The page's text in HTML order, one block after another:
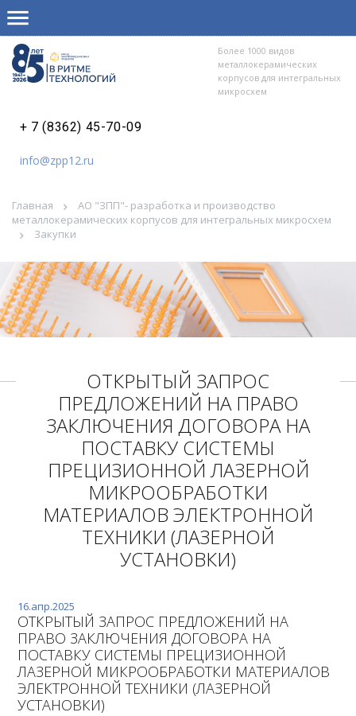
Более 1000 видов
металлокерамических
корпусов для интегральных
микросхем
+ 7 (8362) 45-70-09
info@zpp12.ru
Главная
АО "ЗПП"- разработка и производство
металлокерамических корпусов для интегральных микросхем
Закупки
ОТКРЫТЫЙ ЗАПРОС
ПРЕДЛОЖЕНИЙ НА ПРАВО
ЗАКЛЮЧЕНИЯ ДОГОВОРА НА
ПОСТАВКУ СИСТЕМЫ
ПРЕЦИЗИОННОЙ ЛАЗЕРНОЙ
МИКРООБРАБОТКИ
МАТЕРИАЛОВ ЭЛЕКТРОННОЙ
ТЕХНИКИ (ЛАЗЕРНОЙ
УСТАНОВКИ)
16.апр.2025
ОТКРЫТЫЙ ЗАПРОС ПРЕДЛОЖЕНИЙ НА
ПРАВО ЗАКЛЮЧЕНИЯ ДОГОВОРА НА
ПОСТАВКУ СИСТЕМЫ ПРЕЦИЗИОННОЙ
ЛАЗЕРНОЙ МИКРООБРАБОТКИ МАТЕРИАЛОВ
ЭЛЕКТРОННОЙ ТЕХНИКИ (ЛАЗЕРНОЙ
УСТАНОВКИ)